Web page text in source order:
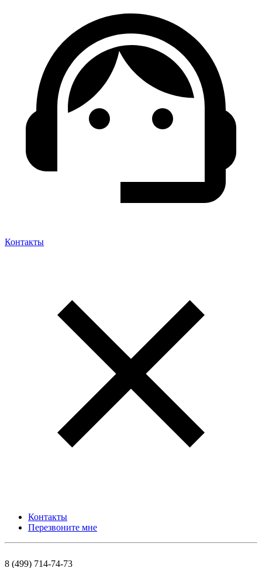
Контакты
Контакты
Перезвоните мне
8 (499) 714-74-73